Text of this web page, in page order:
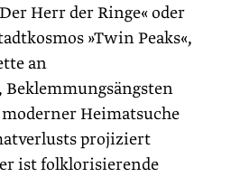
Herr der Ringe« oder
»Twin Peaks«,
an
Beklemmungsängsten
Heimatsuche
projiziert
ist folklorisierende